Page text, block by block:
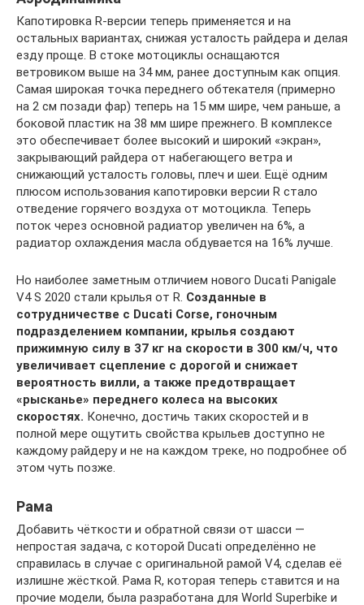
Капотировка R-версии теперь применяется и на
остальных вариантах, снижая усталость райдера и делая
езду проще. В стоке мотоциклы оснащаются
ветровиком выше на 34 мм, ранее доступным как опция.
Самая широкая точка переднего обтекателя (примерно
на 2 см позади фар) теперь на 15 мм шире, чем раньше, а
боковой пластик на 38 мм шире прежнего. В комплексе
это обеспечивает более высокий и широкий «экран»,
закрывающий райдера от набегающего ветра и
снижающий усталость головы, плеч и шеи. Ещё одним
плюсом использования капотировки версии R стало
отведение горячего воздуха от мотоцикла. Теперь
поток через основной радиатор увеличен на 6%, а
радиатор охлаждения масла обдувается на 16% лучше.
Но наиболее заметным отличием нового Ducati Panigale
V4 S 2020 стали крылья от R. Созданные в
сотрудничестве с Ducati Corse, гоночным
подразделением компании, крылья создают
прижимную силу в 37 кг на скорости в 300 км/ч, что
увеличивает сцепление с дорогой и снижает
вероятность вилли, а также предотвращает
«рысканье» переднего колеса на высоких
скоростях. Конечно, достичь таких скоростей и в
полной мере ощутить свойства крыльев доступно не
каждому райдеру и не на каждом треке, но подробнее об
этом чуть позже.
Рама
Добавить чёткости и обратной связи от шасси —
непростая задача, с которой Ducati определённо не
справилась в случае с оригинальной рамой V4, сделав её
излишне жёсткой. Рама R, которая теперь ставится и на
прочие модели, была разработана для World Superbike и